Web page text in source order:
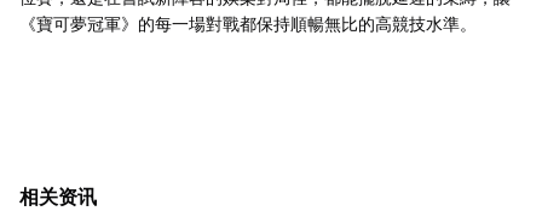
《寶可夢冠軍》的每一場對戰都保持順暢無比的高競技水準。
相关资讯